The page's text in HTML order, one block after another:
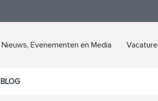
Nieuws, Evenementen en Media
BLOG